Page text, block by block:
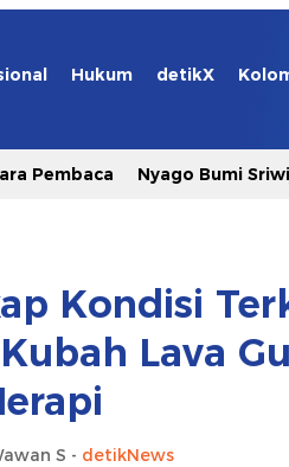
Hukum detikX
Pembaca Nyago Bumi
Kondisi
Lava
S - detikNews